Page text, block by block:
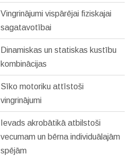
Vingrinājumi vispārējai fiziskajai
sagatavotībai
Dinamiskas un statiskas kustību
kombinācijas
Sīko motoriku attīstoši
vingrinājumi
Ievads akrobātikā atbilstoši
vecumam un bērna individuālajām
spējām